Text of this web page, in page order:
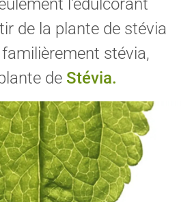
l'édulcorant
de la plante de stévia
stévia,
de Stévia.